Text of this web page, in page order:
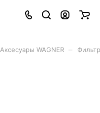
Аксесуары WAGNER